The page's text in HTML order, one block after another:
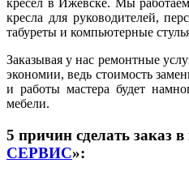
кресел в Ижевске. Мы
кресла для руководителей,
табуреты и компьютерные
Заказывая у нас ремонтные
экономии, ведь стоимость
и работы мастера будет
мебели.
5 причин сделать заказ
СЕРВИС»: